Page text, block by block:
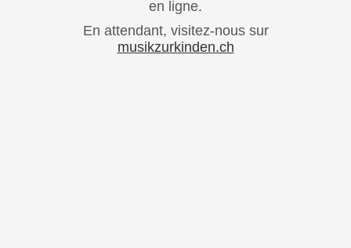
en ligne.
En attendant, visitez-nous sur
musikzurkinden.ch